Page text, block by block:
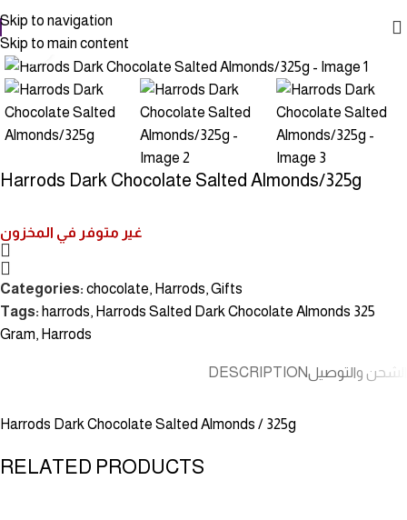
Skip to navigation
Skip to main content
Click to enlarge
Harrods Dark Chocolate Salted Almonds/325g
غير متوفر في المخزون
Categories: chocolate, Harrods,Gifts
Tags: harrods, Harrods Salted Dark Chocolate Almonds 325
Gram, Harrods
DESCRIPTIONالشحن والتوصيل
Harrods Dark Chocolate Salted Almonds / 325g
RELATED PRODUCTS